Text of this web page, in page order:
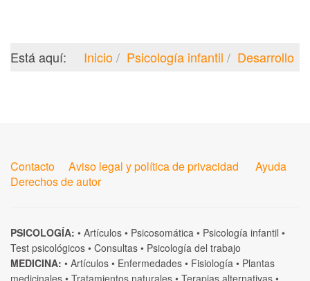
Está aquí: Inicio Psicología infantil Desarrollo
Contacto Aviso legal y política de privacidad
Ayuda
Derechos de autor
PSICOLOGÍA: • Artículos • Psicosomática • Psicología infantil •
Test psicológicos • Consultas • Psicología del trabajo
MEDICINA: • Artículos • Enfermedades • Fisiología • Plantas
medicinales • Tratamientos naturales • Terapias alternativas •